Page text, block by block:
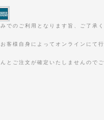
でのご利用となります旨、ご了承く
客様自身によってオンラインにて行
とご注文が確定いたしませんのでご